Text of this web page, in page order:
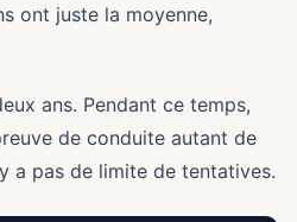
ont juste la moyenne,
ans. Pendant ce temps,
de conduite autant de
a pas de limite de tentatives.